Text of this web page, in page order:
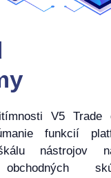
V5 Trade
funkcií
nástrojov
obchodných